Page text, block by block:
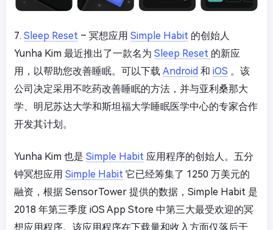
7. Sleep Reset – 冥想应用 Simple Habit 的创始人
Yunha Kim 最近推出了一款名为 Sleep Reset 的新应
用，以帮助您改善睡眠。可以下载 Android 和 iOS 。该
公司决定采用不吃药改善睡眠的方法，并与亚利桑那大
学、明尼苏达大学和斯坦福大学睡眠医学中心的专家合作
开发其计划。
Yunha Kim 也是 Simple Habit 应用程序的创始人。五分
钟冥想应用 Simple Habit 它已经筹集了 1250 万美元的
融资，根据 SensorTower 提供的数据，Simple Habit 是
2018 年第三季度 iOS App Store 中第三大最受欢迎的冥
想应用程序。该应用程序在下载量和收入方面仅落后于